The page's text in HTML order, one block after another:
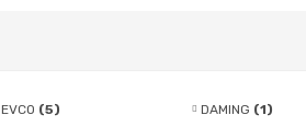
(5)
EVCO (5) DAMING (1)